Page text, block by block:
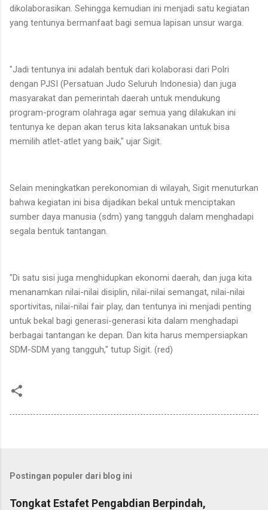
dikolaborasikan. Sehingga kemudian ini menjadi satu kegiatan
yang tentunya bermanfaat bagi semua lapisan unsur warga.
"Jadi tentunya ini adalah bentuk dari kolaborasi dari Polri
dengan PJSI (Persatuan Judo Seluruh Indonesia) dan juga
masyarakat dan pemerintah daerah untuk mendukung
program-program olahraga agar semua yang dilakukan ini
tentunya ke depan akan terus kita laksanakan untuk bisa
memilih atlet-atlet yang baik," ujar Sigit.
Selain meningkatkan perekonomian di wilayah, Sigit menuturkan
bahwa kegiatan ini bisa dijadikan bekal untuk menciptakan
sumber daya manusia (sdm) yang tangguh dalam menghadapi
segala bentuk tantangan.
"Di satu sisi juga menghidupkan ekonomi daerah, dan juga kita
menanamkan nilai-nilai disiplin, nilai-nilai semangat, nilai-nilai
sportivitas, nilai-nilai fair play, dan tentunya ini menjadi penting
untuk bekal bagi generasi-generasi kita dalam menghadapi
berbagai tantangan ke depan. Dan kita harus mempersiapkan
SDM-SDM yang tangguh," tutup Sigit. (red)
Postingan populer dari blog ini
Tongkat Estafet Pengabdian Berpindah,